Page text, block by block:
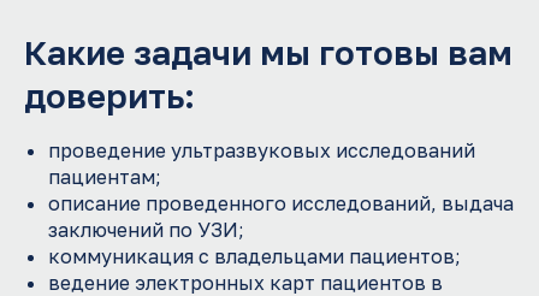
Какие задачи мы готовы вам
доверить:
проведение ультразвуковых исследований
пациентам;
описание проведенного исследований, выдача
заключений по УЗИ;
коммуникация с владельцами пациентов;
ведение электронных карт пациентов в